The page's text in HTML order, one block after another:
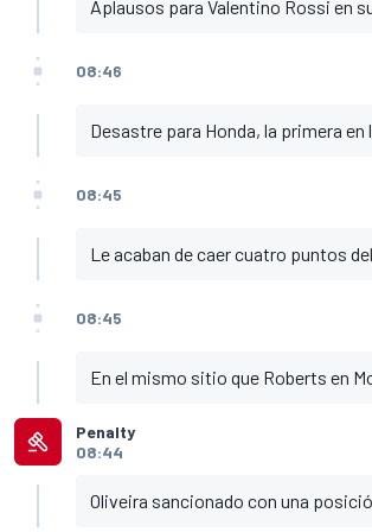
Aplausos para Valentino Rossi en
08:46
Desastre para Honda, la primera en
08:45
Le acaban de caer cuatro puntos
08:45
En el mismo sitio que Roberts en
Penalty
08:44
Oliveira sancionado con una